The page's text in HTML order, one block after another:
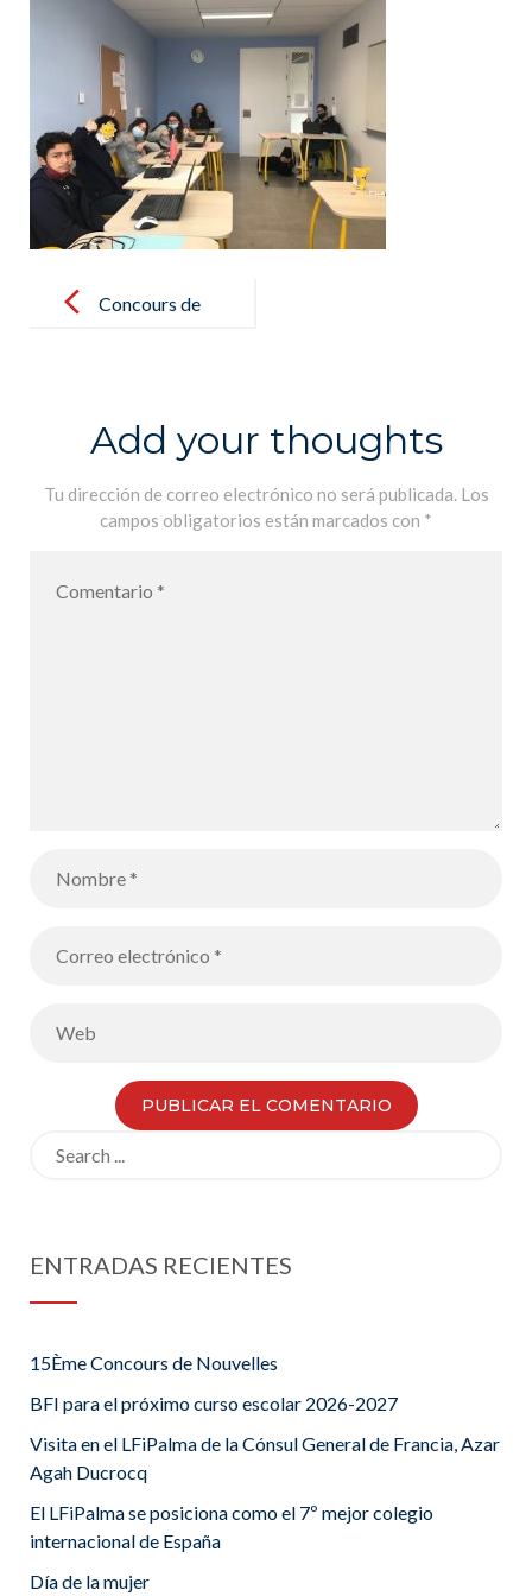
navigationConcours de
literatura para
los 2º de ESO
Add your thoughts
Tu dirección de correo electrónico no será publicada. Los
campos obligatorios están marcados con *
ENTRADAS RECIENTES
15Ème Concours de Nouvelles
BFI para el próximo curso escolar 2026-2027
Visita en el LFiPalma de la Cónsul General de Francia, Azar
Agah Ducrocq
El LFiPalma se posiciona como el 7º mejor colegio
internacional de España
Día de la mujer